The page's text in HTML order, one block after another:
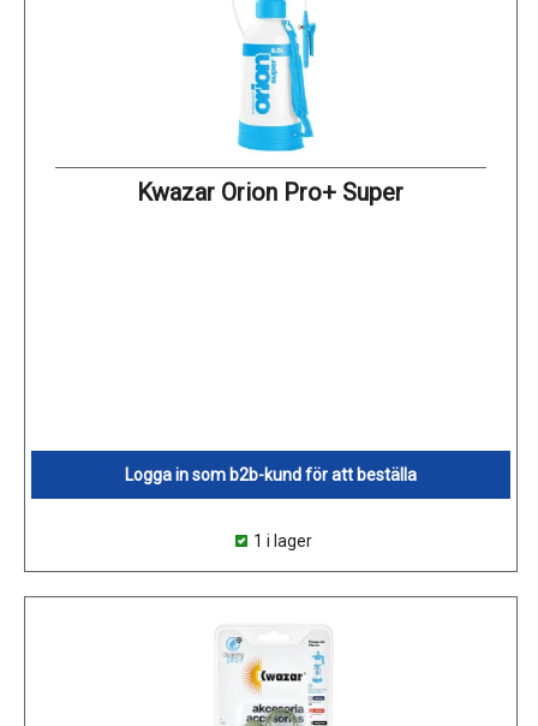
Kwazar Orion Pro+ Super
Logga in som b2b-kund för att beställa
1 i lager